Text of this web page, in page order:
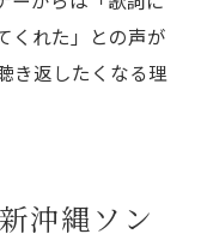
くれた」との声が
き返したくなる理
沖縄ソン